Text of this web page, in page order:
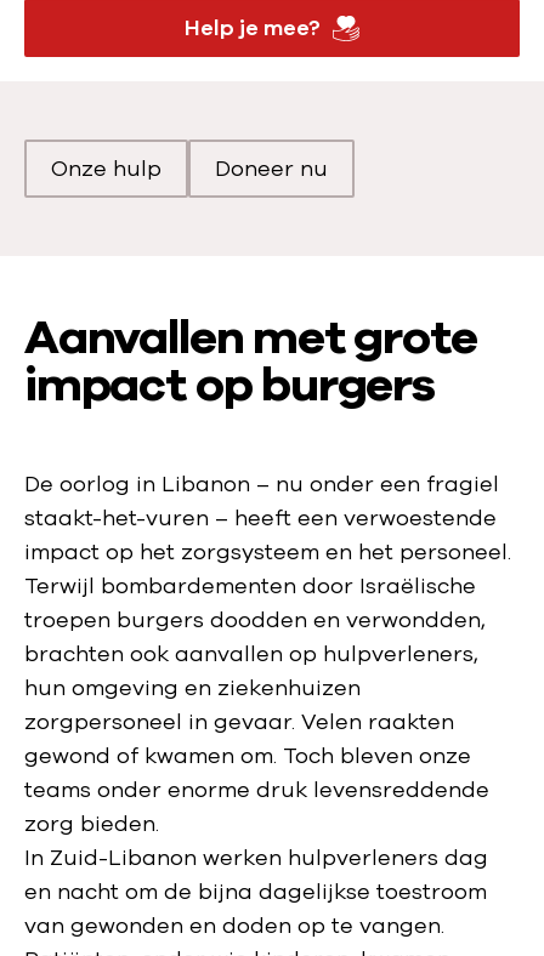
Help je mee?
Scroll naar
Onze hulp
Scroll naar
Doneer nu
Aanvallen met grote
impact op burgers
De oorlog in Libanon – nu onder een fragiel
staakt-het-vuren – heeft een verwoestende
impact op het zorgsysteem en het personeel.
Terwijl bombardementen door Israëlische
troepen burgers doodden en verwondden,
brachten ook aanvallen op hulpverleners,
hun omgeving en ziekenhuizen
zorgpersoneel in gevaar. Velen raakten
gewond of kwamen om. Toch bleven onze
teams onder enorme druk levensreddende
zorg bieden.
In Zuid-Libanon werken hulpverleners dag
en nacht om de bijna dagelijkse toestroom
van gewonden en doden op te vangen.